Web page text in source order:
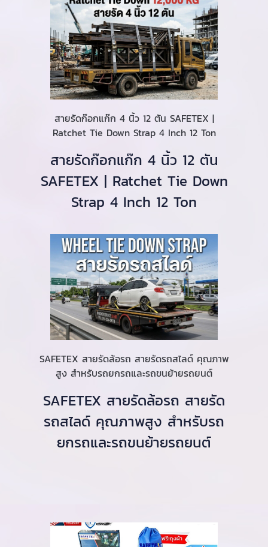
สายรัดก๊อกแก๊ก 4 นิ้ว 12 ตัน SAFETEX |
Ratchet Tie Down Strap 4 Inch 12 Ton
สายรัดก๊อกแก๊ก 4 นิ้ว 12 ตัน
SAFETEX | Ratchet Tie Down
Strap 4 Inch 12 Ton
SAFETEX สายรัดล้อรถ สายรัดรถสไลด์ คุณภาพ
สูง สำหรับรถยกรถและรถขนย้ายรถยนต์
SAFETEX สายรัดล้อรถ สายรัด
รถสไลด์ คุณภาพสูง สำหรับรถ
ยกรถและรถขนย้ายรถยนต์